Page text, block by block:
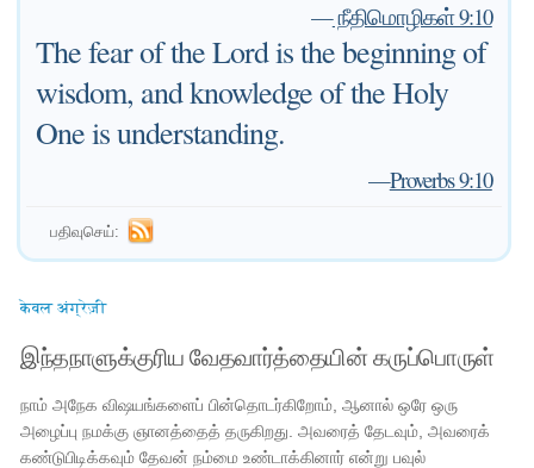
—நீதிமொழிகள் 9:10
The fear of the Lord is the beginning of
wisdom, and knowledge of the Holy
One is understanding.
—Proverbs 9:10
பதிவுசெய்:
केवल अंग्रेज़ी
இந்தநாளுக்குரிய வேதவார்த்தையின் கருப்பொருள்
நாம் அநேக விஷயங்களைப் பின்தொடர்கிறோம், ஆனால் ஒரே ஒரு
அழைப்பு நமக்கு ஞானத்தைத் தருகிறது. அவரைத் தேடவும், அவரைக்
கண்டுபிடிக்கவும் தேவன் நம்மை உண்டாக்கினார் என்று பவுல்